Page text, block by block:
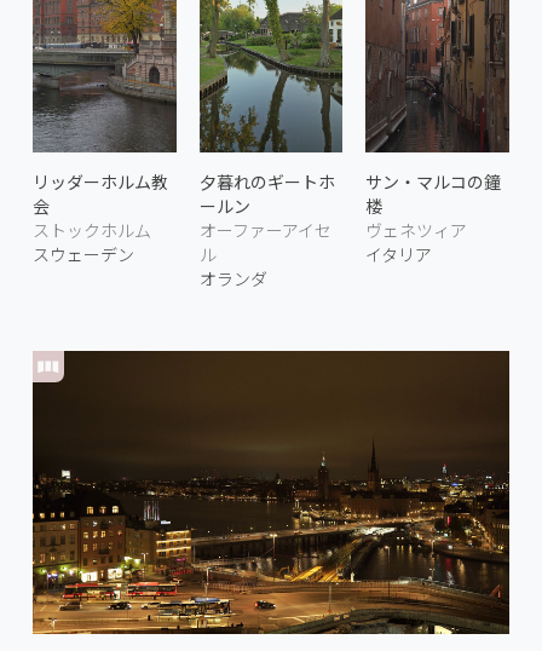
リッダーホルム教
会
ストックホルム
スウェーデン
夕暮れのギートホ
ールン
オーファーアイセ
ル
オランダ
サン・マルコの鐘
楼
ヴェネツィア
イタリア